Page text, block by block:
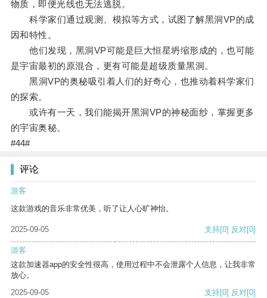
物质，即便光线也无法逃脱。
科学家们通过观测、模拟等方式，试图了解黑洞VP的成
因和特性。
他们发现，黑洞VP可能是巨大恒星坍缩形成的，也可能
是宇宙最初的原混合，更有可能是超级质量黑洞。
黑洞VP的奥秘吸引着人们的好奇心，也推动着科学家们
的探索。
或许有一天，我们能揭开黑洞VP的神秘面纱，掌握更多
的宇宙奥秘。
#44#
评论
游客
这款游戏的音乐非常优美，听了让人心旷神怡。
2025-09-05 支持[0] 反对[0]
游客
这款加速器app的安全性很高，使用过程中不会泄露个人信息，让我非常
放心。
2025-09-05
支持[0] 反对[0]